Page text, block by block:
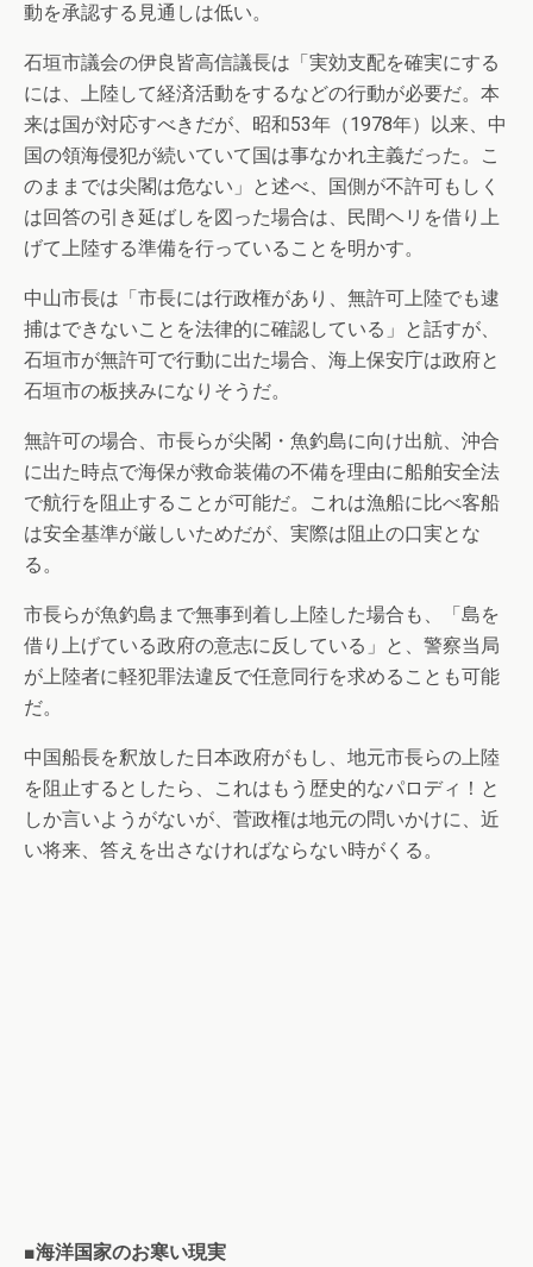
動を承認する見通しは低い。
石垣市議会の伊良皆高信議長は「実効支配を確実にする
には、上陸して経済活動をするなどの行動が必要だ。本
来は国が対応すべきだが、昭和53年（1978年）以来、中
国の領海侵犯が続いていて国は事なかれ主義だった。こ
のままでは尖閣は危ない」と述べ、国側が不許可もしく
は回答の引き延ばしを図った場合は、民間ヘリを借り上
げて上陸する準備を行っていることを明かす。
中山市長は「市長には行政権があり、無許可上陸でも逮
捕はできないことを法律的に確認している」と話すが、
石垣市が無許可で行動に出た場合、海上保安庁は政府と
石垣市の板挟みになりそうだ。
無許可の場合、市長らが尖閣・魚釣島に向け出航、沖合
に出た時点で海保が救命装備の不備を理由に船舶安全法
で航行を阻止することが可能だ。これは漁船に比べ客船
は安全基準が厳しいためだが、実際は阻止の口実とな
る。
市長らが魚釣島まで無事到着し上陸した場合も、「島を
借り上げている政府の意志に反している」と、警察当局
が上陸者に軽犯罪法違反で任意同行を求めることも可能
だ。
中国船長を釈放した日本政府がもし、地元市長らの上陸
を阻止するとしたら、これはもう歴史的なパロディ！と
しか言いようがないが、菅政権は地元の問いかけに、近
い将来、答えを出さなければならない時がくる。
■海洋国家のお寒い現実